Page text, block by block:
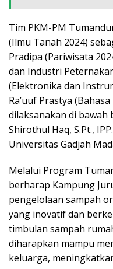
Tim PKM-PM
(Ilmu Tanah 2024)
Pradipa (Pariwisata
dan Industri
(Elektronika dan
Ra’uuf Prastya
dilaksanakan di
Shirothul Haq, S.Pt.,
Universitas Gadjah
Melalui Program
berharap Kampung
pengelolaan sampah
yang inovatif dan
timbulan sampah
diharapkan mampu
keluarga,